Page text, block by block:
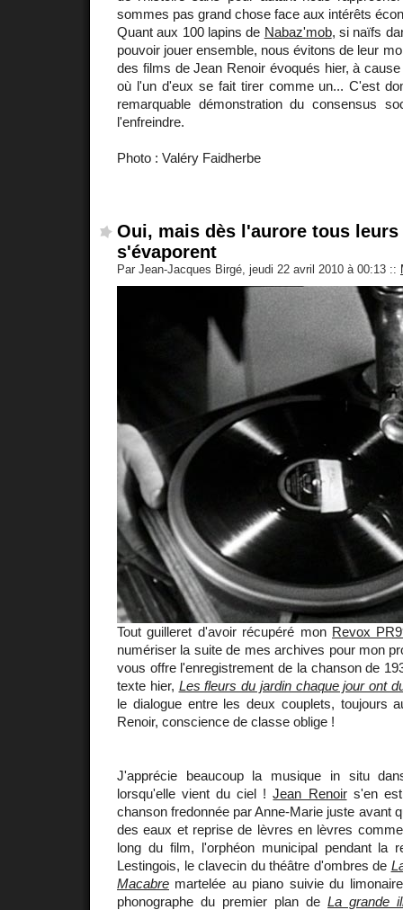
sommes pas grand chose face aux intérêts
Quant aux 100 lapins de Nabaz'mob, si naïfs
pouvoir jouer ensemble, nous évitons de leur
des films de Jean Renoir évoqués hier, à
où l'un d'eux se fait tirer comme un... C'est
remarquable démonstration du consensus
l'enfreindre.
Photo : Valéry Faidherbe
Oui, mais dès l'aurore tous
s'évaporent
Par Jean-Jacques Birgé, jeudi 22 avril 2010 à 00:13 ::
Tout guilleret d'avoir récupéré mon Revox
numériser la suite de mes archives pour mon
vous offre l'enregistrement de la chanson de
texte hier, Les fleurs du jardin chaque jour ont
le dialogue entre les deux couplets, toujours
Renoir, conscience de classe oblige !
J'apprécie beaucoup la musique in situ
lorsqu'elle vient du ciel !Jean Renoirs'en est
chanson fredonnée par Anne-Marie juste avant
des eaux et reprise de lèvres en lèvres
long du film, l'orphéon municipal pendant la
Lestingois, le clavecin du théâtre d'ombres de
Macabre martelée au piano suivie du
phonographe du premier plan de La grande